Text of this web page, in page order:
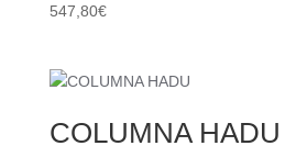
547,80€
COLUMNA HADU